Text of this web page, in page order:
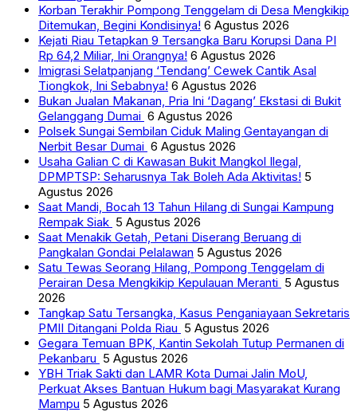
Korban Terakhir Pompong Tenggelam di Desa Mengkikip
Ditemukan, Begini Kondisinya! 6 Agustus 2026
Kejati Riau Tetapkan 9 Tersangka Baru Korupsi Dana PI
Rp 64,2 Miliar, Ini Orangnya! 6 Agustus 2026
Imigrasi Selatpanjang ‘Tendang’ Cewek Cantik Asal
Tiongkok, Ini Sebabnya! 6 Agustus 2026
Bukan Jualan Makanan, Pria Ini ‘Dagang’ Ekstasi di Bukit
Gelanggang Dumai 6 Agustus 2026
Polsek Sungai Sembilan Ciduk Maling Gentayangan di
Nerbit Besar Dumai 6 Agustus 2026
Usaha Galian C di Kawasan Bukit Mangkol Ilegal,
DPMPTSP: Seharusnya Tak Boleh Ada Aktivitas! 5
Agustus 2026
Saat Mandi, Bocah 13 Tahun Hilang di Sungai Kampung
Rempak Siak 5 Agustus 2026
Saat Menakik Getah, Petani Diserang Beruang di
Pangkalan Gondai Pelalawan 5 Agustus 2026
Satu Tewas Seorang Hilang, Pompong Tenggelam di
Perairan Desa Mengkikip Kepulauan Meranti 5 Agustus
2026
Tangkap Satu Tersangka, Kasus Penganiayaan Sekretaris
PMII Ditangani Polda Riau 5 Agustus 2026
Gegara Temuan BPK, Kantin Sekolah Tutup Permanen di
Pekanbaru 5 Agustus 2026
YBH Triak Sakti dan LAMR Kota Dumai Jalin MoU,
Perkuat Akses Bantuan Hukum bagi Masyarakat Kurang
Mampu 5 Agustus 2026